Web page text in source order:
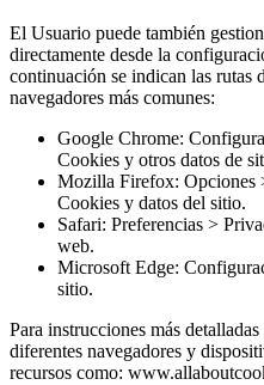
El Usuario puede también
directamente desde la
continuación se indican las rutas
navegadores más comunes:
Google Chrome:
Cookies y otros datos de
Mozilla Firefox: Opciones
Cookies y datos del sitio.
Safari: Preferencias >
web.
Microsoft Edge:
sitio.
Para instrucciones más
diferentes navegadores y
recursos como: